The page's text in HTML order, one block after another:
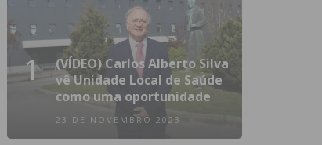
1
(VÍDEO) Carlos Alberto Silva
vê Unidade Local de Saúde
como uma oportunidade
23 DE NOVEMBRO 2023